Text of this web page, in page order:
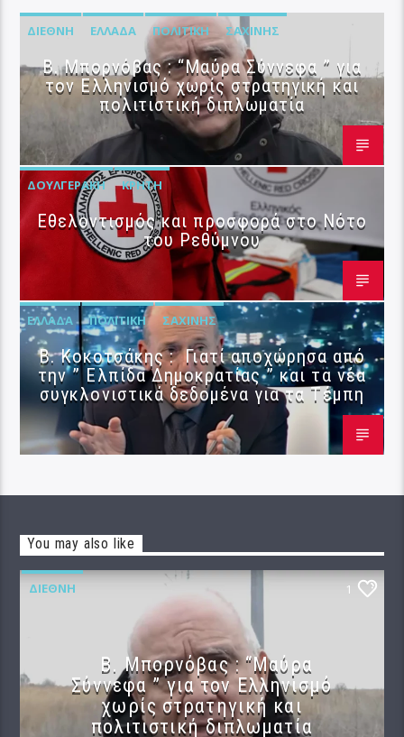
ΔΙΕΘΝΉ ΕΛΛΆΔΑ ΠΟΛΙΤΙΚΉ ΣΑΧΊΝΗΣ
B. Μπορνόβας : “Μαύρα Σύννεφα ” για
τον Ελληνισμό χωρίς στρατηγική και
πολιτιστική διπλωματία
ΔΟΥΛΓΕΡΆΚΗ ΚΡΉΤΗ
Εθελοντισμός και προσφορά στο Νότο
του Ρεθύμνου
ΕΛΛΆΔΑ ΠΟΛΙΤΙΚΉ ΣΑΧΊΝΗΣ
Β. Κοκοτσάκης : Γιατί αποχώρησα από
την ” Ελπίδα Δημοκρατίας ” και τα νέα
συγκλονιστικά δεδομένα για τα Τέμπη
You may also like
ΔΙΕΘΝΉ 1
B. Μπορνόβας : “Μαύρα
Σύννεφα ” για τον Ελληνισμό
χωρίς στρατηγική και
πολιτιστική διπλωματία